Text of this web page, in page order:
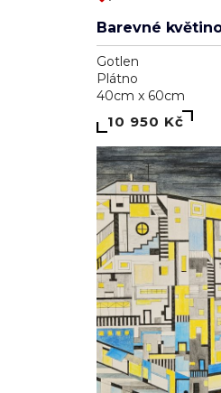
Gotlen
Plátno
40cm x 60cm
10 950 Kč